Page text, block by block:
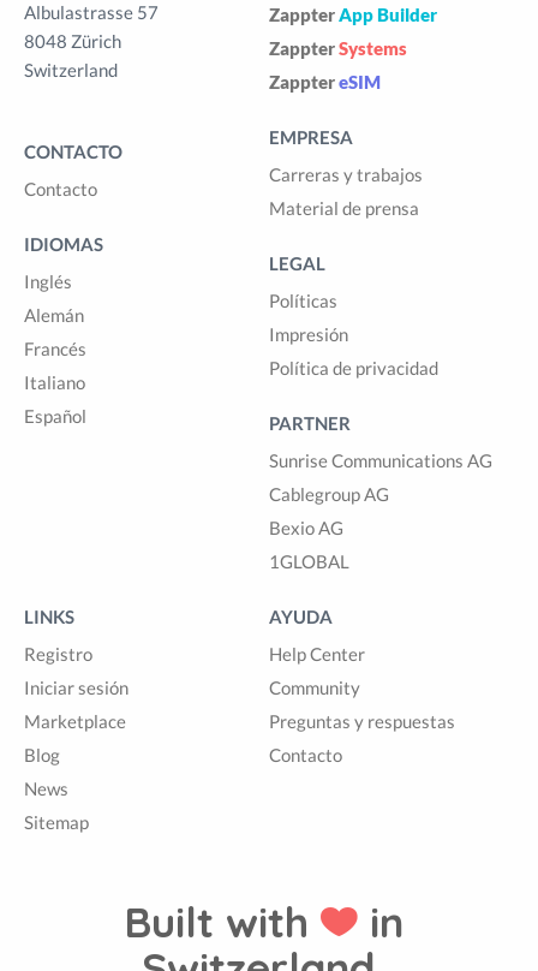
Albulastrasse 57
8048 Zürich
Switzerland
CONTACTO
Contacto
IDIOMAS
Inglés
Alemán
Francés
Italiano
Español
ZappterApp Builder
ZappterSystems
ZapptereSIM
EMPRESA
Carreras y trabajos
Material de prensa
LEGAL
Políticas
Impresión
Política de privacidad
PARTNER
Sunrise Communications AG
Cablegroup AG
Bexio AG
1GLOBAL
LINKS
Registro
Iniciar sesión
Marketplace
Blog
News
Sitemap
AYUDA
Help Center
Community
Preguntas y respuestas
Contacto
Built with
in